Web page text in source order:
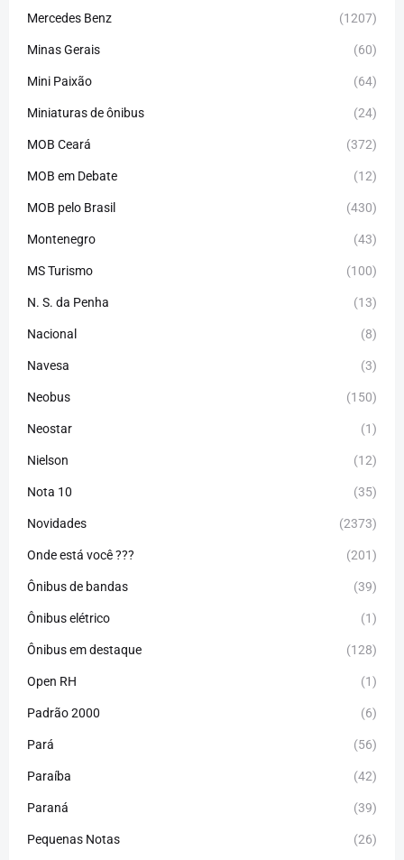
Mercedes Benz (1207)
Minas Gerais (60)
Mini Paixão (64)
Miniaturas de ônibus (24)
MOB Ceará (372)
MOB em Debate (12)
MOB pelo Brasil (430)
Montenegro (43)
MS Turismo (100)
N. S. da Penha (13)
Nacional (8)
Navesa (3)
Neobus (150)
Neostar (1)
Nielson (12)
Nota 10 (35)
Novidades (2373)
Onde está você ??? (201)
Ônibus de bandas (39)
Ônibus elétrico (1)
Ônibus em destaque (128)
Open RH (1)
Padrão 2000 (6)
Pará (56)
Paraíba (42)
Paraná (39)
Pequenas Notas (26)